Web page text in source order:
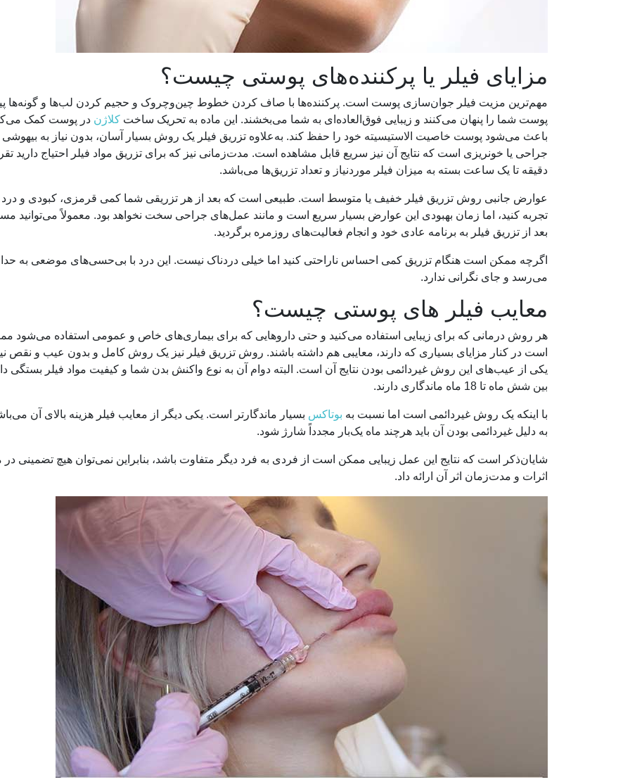
مزایای فیلر یا پرکننده‌های پوستی چیست؟
مهم‌ترین مزیت فیلر جوان‌سازی پوست است. پرکننده‌ها با صاف کردن خطوط چین‌وچروک و حجیم کردن لب‌ها و گونه‌ها
پوست شما را پنهان می‌کنند و زیبایی فوق‌العاده‌ای به شما می‌بخشند. این ماده به تحریک ساخت کلاژن در پوست کمک
باعث می‌شود پوست خاصیت الاستیسیته خود را حفظ کند. به‌علاوه تزریق فیلر یک روش بسیار آسان، بدون نیاز به بیهوشی
دقیقه تا یک ساعت بسته به میزان فیلر موردنیاز و تعداد تزریق‌ها می‌باشد.
عوارض جانبی روش تزریق فیلر خفیف یا متوسط ​​است. طبیعی است که بعد از هر تزریقی شما کمی قرمزی، کبودی و درد
تجربه کنید، اما زمان بهبودی این عوارض بسیار سریع است و مانند عمل‌های جراحی سخت نخواهد بود. معمولاً می‌توانید
بعد از تزریق فیلر به برنامه عادی خود و انجام فعالیت‌های روزمره برگردید.
اگرچه ممکن است هنگام تزریق کمی احساس ناراحتی کنید اما خیلی دردناک نیست. این درد با بی‌حسی‌های موضعی به
می‌رسد و جای نگرانی ندارد.
معایب فیلر های پوستی چیست؟
هر روش درمانی که برای زیبایی استفاده می‌کنید و حتی داروهایی که برای بیماری‌های خاص و عمومی استفاده می‌شود
است در کنار مزایای بسیاری که دارند، معایبی هم داشته باشند. روش تزریق فیلر نیز یک روش کامل و بدون عیب و نقص
یکی از عیب‌های این روش غیردائمی بودن نتایج آن است. البته دوام آن به نوع واکنش بدن شما و کیفیت مواد فیلر بستگی
بین شش ماه تا 18 ماه ماندگاری دارند.
با اینکه یک روش غیردائمی است اما نسبت به بوتاکس بسیار ماندگارتر است. یکی دیگر از معایب فیلر هزینه بالای آن
به دلیل غیردائمی بودن آن باید هرچند ماه یک‌بار مجدداً شارژ شود.
شایان‌ذکر است که نتایج این عمل زیبایی ممکن است از فردی به فرد دیگر متفاوت باشد، بنابراین نمی‌توان هیچ تضمینی در
اثرات و مدت‌زمان اثر آن ارائه داد.